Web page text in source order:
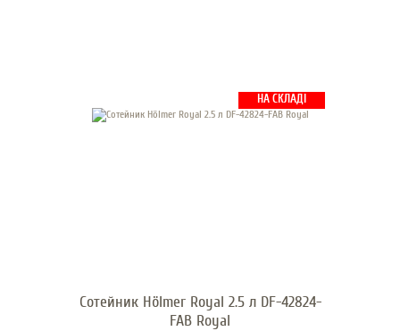
НА СКЛАДІ
Сотейник Hölmer Royal 2.5 л DF-42824-
FAB Royal